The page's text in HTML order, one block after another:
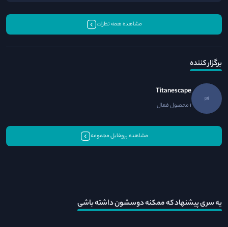
مشاهده همه نظرات
برگزار کننده
Titanescape
1 محصول فعال
مشاهده پروفایل مجموعه
یه سری پیشنهاد که ممکنه دوسشون داشته باشی